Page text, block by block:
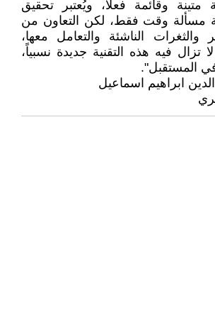
وقائمة فعلاً، ويُعتبر تحقيق
مسألة وقت فقط، لكن التعاون من
الناشئة والتعامل معها،
تزال فيه هذه التقنية جديدة نسبياً،
المستقبل".
ابراهيم اسماعيل